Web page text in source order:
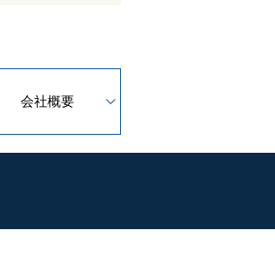
会社概要